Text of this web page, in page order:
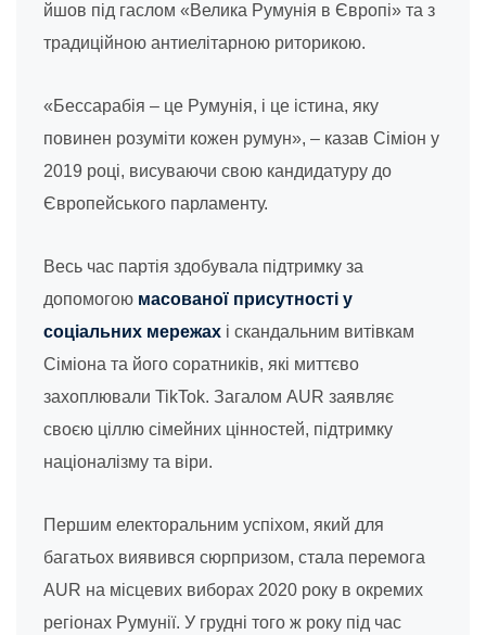
йшов під гаслом «Велика Румунія в Європі» та з
традиційною антиелітарною риторикою.
«Бессарабія – це Румунія, і це істина, яку
повинен розуміти кожен румун», – казав Сіміон у
2019 році, висуваючи свою кандидатуру до
Європейського парламенту.
Весь час партія здобувала підтримку за
допомогою масованої присутності у
соціальних мережах і скандальним витівкам
Сіміона та його соратників, які миттєво
захоплювали TikTok. Загалом AUR заявляє
своєю ціллю сімейних цінностей, підтримку
націоналізму та віри.
Першим електоральним успіхом, який для
багатьох виявився сюрпризом, стала перемога
AUR на місцевих виборах 2020 року в окремих
регіонах Румунії. У грудні того ж року під час